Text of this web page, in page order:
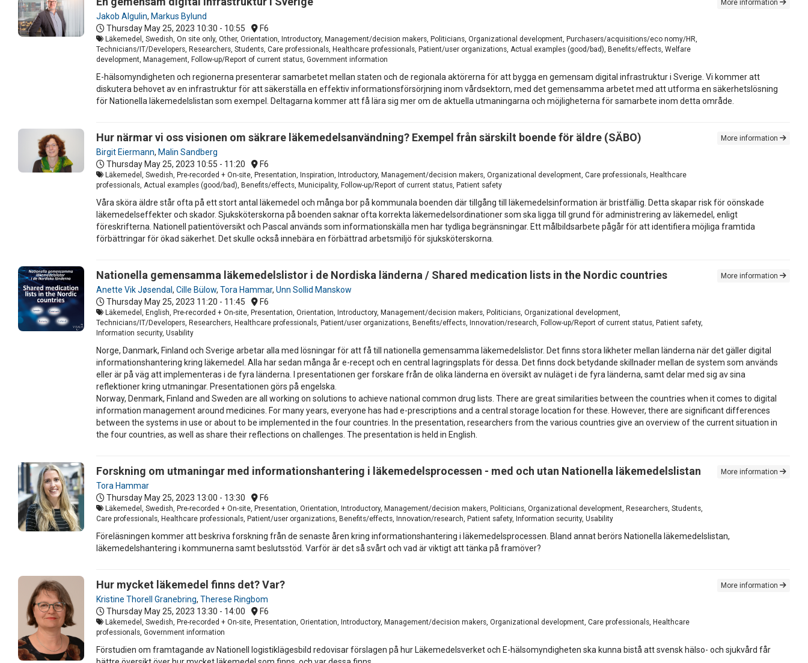
Jakob Algulin, Markus Bylund
Thursday May 25, 2023 10:30 - 10:55 F6
Läkemedel, Swedish, On site only, Other, Orientation, Introductory, Management/decision makers, Politicians, Organizational development, Purchasers/acquisitions/eco nomy/HR,
Technicians/IT/Developers, Researchers, Students, Care professionals, Healthcare professionals, Patient/user organizations, Actual examples (good/bad), Benefits/effects, Welfare
development, Management, Follow-up/Report of current status, Government information
More information
E-hälsomyndigheten och regionerna presenterar samarbetet mellan staten och de regionala aktörerna för att bygga en gemensam digital infrastruktur i Sverige. Vi kommer att
diskutera behovet av en infrastruktur för att säkerställa en effektiv informationsförsörjning inom vårdsektorn, med det gemensamma arbetet med att utforma en säkerhetslösning
för Nationella läkemedelslistan som exempel. Deltagarna kommer att få lära sig mer om de aktuella utmaningarna och möjligheterna för samarbete inom detta område.
Hur närmar vi oss visionen om säkrare läkemedelsanvändning? Exempel från särskilt boende för äldre (SÄBO) ​
Birgit Eiermann, Malin Sandberg
Thursday May 25, 2023 10:55 - 11:20 F6
Läkemedel, Swedish, Pre-recorded + On-site, Presentation, Inspiration, Introductory, Management/decision makers, Organizational development, Care professionals, Healthcare
professionals, Actual examples (good/bad), Benefits/effects, Municipality, Follow-up/Report of current status, Patient safety
More information
Våra sköra äldre står ofta på ett stort antal läkemedel och många bor på kommunala boenden där tillgång till läkemedelsinformation är bristfällig. Detta skapar risk för oönskade
läkemedelseffekter och skador. Sjuksköterskorna på boenden saknar ofta korrekta läkemedelsordinationer som ska ligga till grund för administrering av läkemedel, enligt
föreskrifterna. Nationell patientöversikt och Pascal används som informationskälla men har tydliga begränsningar. Ett målbildsarbete pågår för att identifiera möjliga framtida
förbättringar för ökad säkerhet. Det skulle också innebära en förbättrad arbetsmiljö för sjuksköterskorna.
Nationella gemensamma läkemedelslistor i de Nordiska länderna / Shared medication lists in the Nordic countries
Anette Vik Jøsendal , Cille Bülow, Tora Hammar, Unn Sollid Manskow
Thursday May 25, 2023 11:20 - 11:45 F6
Läkemedel, English, Pre-recorded + On-site, Presentation, Orientation, Introductory, Management/decision makers, Politicians, Organizational development,
Technicians/IT/Developers, Researchers, Healthcare professionals, Patient/user organizations, Benefits/effects, Innovation/research, Follow-up/Report of current status, Patient safety,
Information security, Usability
More information
Norge, Danmark, Finland och Sverige arbetar alla med lösningar för att få till nationella gemensamma läkemedelslistor. Det finns stora likheter mellan länderna när det gäller digital
informationshantering kring läkemedel. Alla har sedan många år e-recept och en central lagringsplats för dessa. Det finns dock betydande skillnader mellan de system som används
eller är på väg att implementeras i de fyra länderna. I presentationen ger forskare från de olika länderna en översikt av nuläget i de fyra länderna, samt delar med sig av sina
reflektioner kring utmaningar. Presentationen görs på engelska.
Norway, Denmark, Finland and Sweden are all working on solutions to achieve national common drug lists. There are great similarities between the countries when it comes to digital
information management around medicines. For many years, everyone has had e-prescriptions and a central storage location for these. However, there are significant differences
between the systems in use or about to be implemented in the four countries. In the presentation, researchers from the various countries give an overview of the current situation in
the four countries, as well as share their reflections on challenges. The presentation is held in English.
Forskning om utmaningar med informationshantering i läkemedelsprocessen - med och utan Nationella läkemedelslistan
Tora Hammar
Thursday May 25, 2023 13:00 - 13:30 F6
Läkemedel, Swedish, Pre-recorded + On-site, Presentation, Orientation, Introductory, Management/decision makers, Politicians, Organizational development, Researchers, Students,
Care professionals, Healthcare professionals, Patient/user organizations, Benefits/effects, Innovation/research, Patient safety, Information security, Usability
More information
Föreläsningen kommer att beskriva forskning från de senaste åren kring informationshantering i läkemedelsprocessen. Bland annat berörs Nationella läkemedelslistan,
läkemedelshantering i kommunerna samt beslutsstöd. Varför är det så svårt och vad är viktigt att tänka på framöver?
Hur mycket läkemedel finns det? Var?
Kristine Thorell Granebring, Therese Ringbom
Thursday May 25, 2023 13:30 - 14:00 F6
Läkemedel, Swedish, Pre-recorded + On-site, Presentation, Orientation, Introductory, Management/decision makers, Organizational development, Care professionals, Healthcare
professionals, Government information
More information
Förstudien om framtagande av Nationell logistiklägesbild redovisar förslagen på hur Läkemedelsverket och E-hälsomyndigheten ska kunna bistå att svensk hälso- och sjukvård får